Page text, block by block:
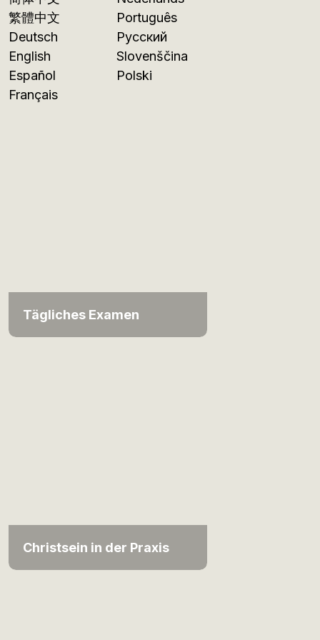
繁體中文
Deutsch
English
Español
Français
Português
Русский
Slovenščina
Polski
Tägliches Examen
Christsein in der Praxis